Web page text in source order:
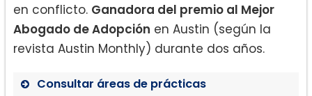
en conflicto. Ganadora del premio al Mejor
Abogado de Adopción en Austin (según la
revista Austin Monthly) durante dos años.
Consultar áreas de prácticas